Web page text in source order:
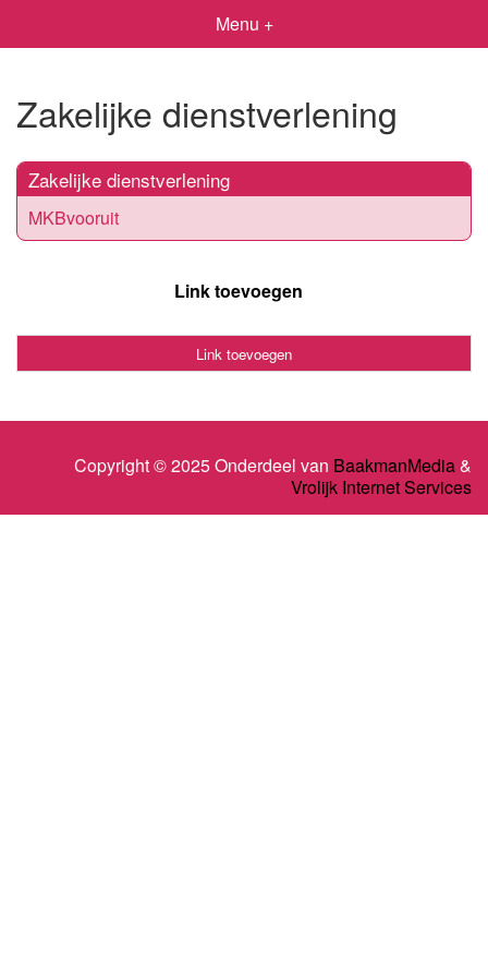
Menu +
Zakelijke dienstverlening
Zakelijke dienstverlening
MKBvooruit
Link toevoegen
Link toevoegen
Copyright © 2025 Onderdeel van BaakmanMedia&
Vrolijk Internet Services